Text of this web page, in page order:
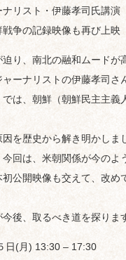
ト・伊藤孝司氏講演
記録映像も再び上映
り、南北の融和ムードが
ャーナリストの伊藤孝司
は、朝鮮（朝鮮民主主義
を歴史から解き明かしま
回は、米朝関係が今のよ
公開映像も交えて、改め
後、取るべき道を探りま
(月) 13:30 – 17:30